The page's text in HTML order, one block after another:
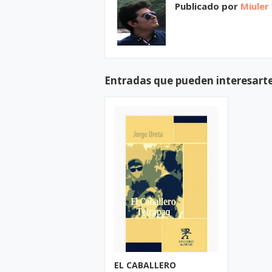
Publicado por Miuler
Entradas que pueden
EL CABALLERO